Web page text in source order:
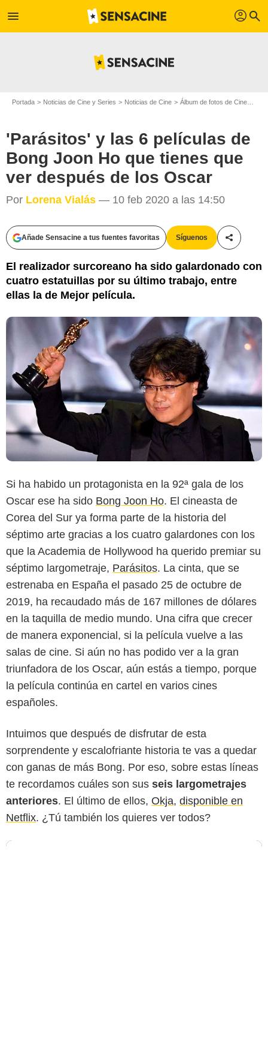
menu profil search
Portada Noticias de Cine y Series Noticias de Cine Álbum de fotos de Cine
'Parásitos' y las 6 películas de
Bong Joon Ho que tienes que
ver después de los Oscar
Por Lorena Vialás — 10 feb 2020 a las 14:50
Añade Sensacine a tus fuentes favoritas Síguenos
El realizador surcoreano ha sido galardonado con
cuatro estatuillas por su último trabajo, entre
ellas la de Mejor película.
Si ha habido un protagonista en la 92ª gala de los
Oscar ese ha sido Bong Joon Ho. El cineasta de
Corea del Sur ya forma parte de la historia del
séptimo arte gracias a los cuatro galardones con los
que la Academia de Hollywood ha querido premiar su
séptimo largometraje, Parásitos. La cinta, que se
estrenaba en España el pasado 25 de octubre de
2019, ha recaudado más de 167 millones de dólares
en la taquilla de medio mundo. Una cifra que crecer
de manera exponencial, si la película vuelve a las
salas de cine. Si aún no has podido ver a la gran
triunfadora de los Oscar, aún estás a tiempo, porque
la película continúa en cartel en varios cines
españoles.
Intuimos que después de disfrutar de esta
sorprendente y escalofriante historia te vas a quedar
con ganas de más Bong. Por eso, sobre estas líneas
te recordamos cuáles son sus seis largometrajes
anteriores. El último de ellos, Okja, disponible en
Netflix. ¿Tú también los quieres ver todos?